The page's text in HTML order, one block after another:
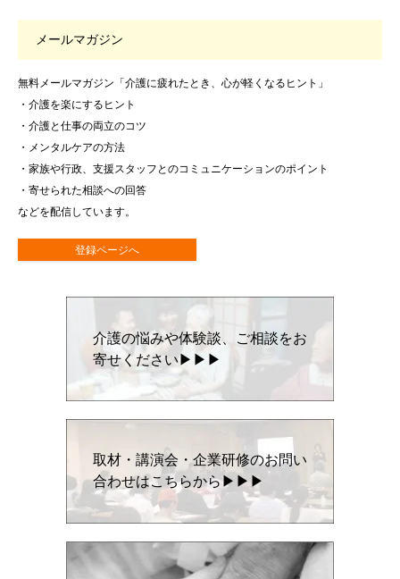
メールマガジン
無料メールマガジン「介護に疲れたとき、心が軽くなるヒント」
・介護を楽にするヒント
・介護と仕事の両立のコツ
・メンタルケアの方法
・家族や行政、支援スタッフとのコミュニケーションのポイント
・寄せられた相談への回答
などを配信しています。
登録ページへ
介護の悩みや体験談、ご相談をお
寄せください▶▶▶
取材・講演会・企業研修のお問い
合わせはこちらから▶▶▶